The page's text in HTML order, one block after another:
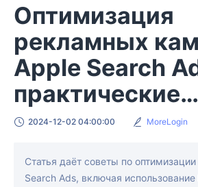
Оптимизация
рекламных
Apple Search
практические
рекомендации
2024-12-02 04:00:00 MoreLogin
Статья даёт советы по
Search Ads, включая